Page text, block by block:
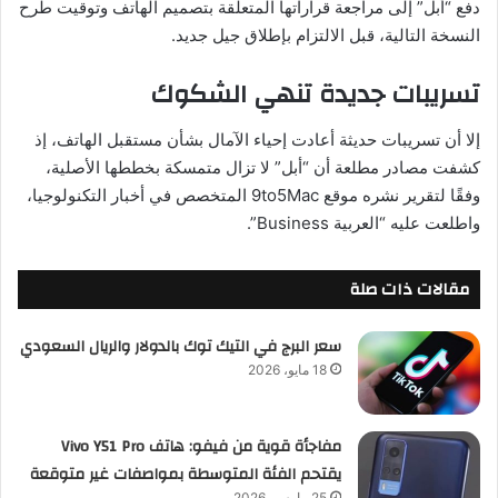
دفع “أبل” إلى مراجعة قراراتها المتعلقة بتصميم الهاتف وتوقيت طرح
النسخة التالية، قبل الالتزام بإطلاق جيل جديد.
تسريبات جديدة تنهي الشكوك
إلا أن تسريبات حديثة أعادت إحياء الآمال بشأن مستقبل الهاتف، إذ
كشفت مصادر مطلعة أن “أبل” لا تزال متمسكة بخططها الأصلية،
وفقًا لتقرير نشره موقع 9to5Mac المتخصص في أخبار التكنولوجيا،
واطلعت عليه “العربية Business”.
مقالات ذات صلة
سعر البرج في التيك توك بالدولار والريال السعودي
18 مايو، 2026
مفاجأة قوية من فيفو: هاتف Vivo Y51 Pro
يقتحم الفئة المتوسطة بمواصفات غير متوقعة